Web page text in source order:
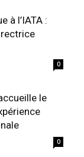
à l’IATA :
0
le
0